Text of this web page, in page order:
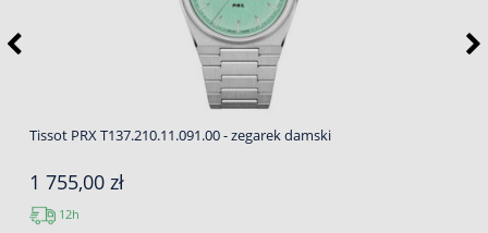
Tissot PRX T137.210.11.091.00 - zegarek damski
1 755,00 zł
12h